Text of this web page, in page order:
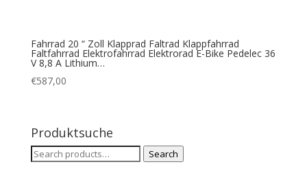
Fahrrad 20 “ Zoll Klapprad Faltrad Klappfahrrad
Faltfahrrad Elektrofahrrad Elektrorad E-Bike Pedelec 36
V 8,8 A Lithium…
€587,00
Produktsuche
Search
Search